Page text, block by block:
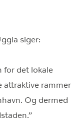
siger:
for det lokale
attraktive rammer
Og dermed